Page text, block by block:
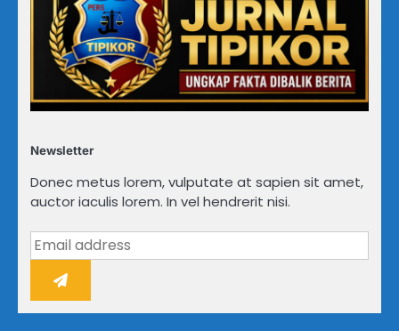
Newsletter
Donec metus lorem, vulputate at sapien sit amet,
auctor iaculis lorem. In vel hendrerit nisi.